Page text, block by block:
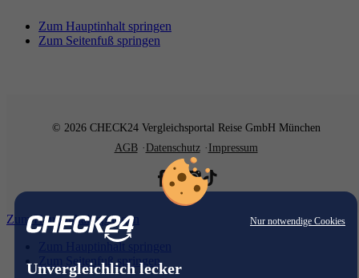
Nur notwendige Cookies
Unvergleichlich lecker
Zum Hauptinhalt springen
Zum Seitenfuß springen
© 2026 CHECK24 Vergleichsportal Reise GmbH München
AGB
Datenschutz Impressum
Zum Hauptinhalt springen
Zum Hauptinhalt springen
Zum Seitenfuß springen